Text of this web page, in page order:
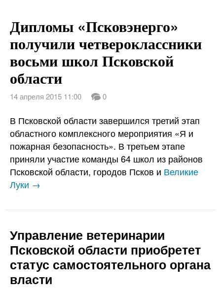
Дипломы «Псковэнерго»
получили четвероклассники
восьми школ Псковской
области
14 апреля 2015 11:00 0
В Псковской области завершился третий этап
областного комплексного мероприятия «Я и
пожарная безопасность». В третьем этапе
приняли участие команды 64 школ из районов
Псковской области, городов Псков и Великие
Луки →
Управление ветеринарии
Псковской области приобретет
статус самостоятельного органа
власти